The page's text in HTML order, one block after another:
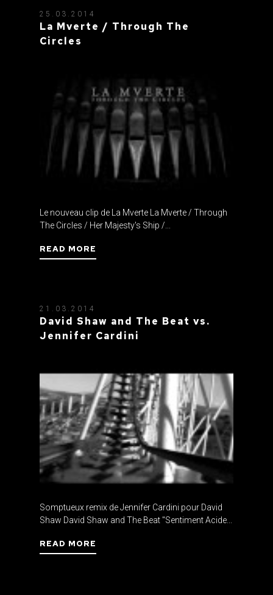
25.03.2014
La Mverte / Through The
Circles
Le nouveau clip de La Mverte La Mverte / Through
The Circles / Her Majesty's Ship /...
READ MORE
21.03.2014
David Shaw and The Beat vs.
Jennifer Cardini
Somptueux remix de Jennifer Cardini pour David
Shaw David Shaw and The Beat "Sentiment Acide...
READ MORE